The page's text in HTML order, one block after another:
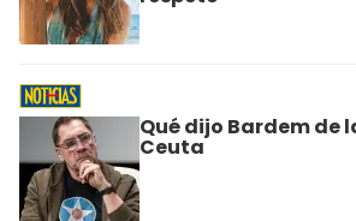
Qué dijo Bardem de
Ceuta